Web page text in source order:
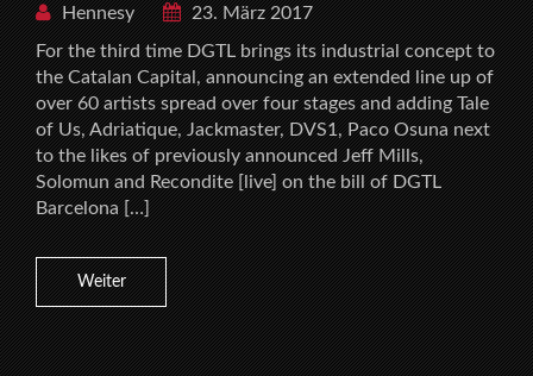
Hennesy
23. März 2017
For the third time DGTL brings its industrial concept to
the Catalan Capital, announcing an extended line up of
over 60 artists spread over four stages and adding Tale
of Us, Adriatique, Jackmaster, DVS1, Paco Osuna next
to the likes of previously announced Jeff Mills,
Solomun and Recondite [live] on the bill of DGTL
Barcelona […]
Weiter